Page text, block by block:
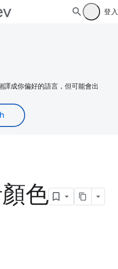
登入
成你偏好的語言，但可能會出
色